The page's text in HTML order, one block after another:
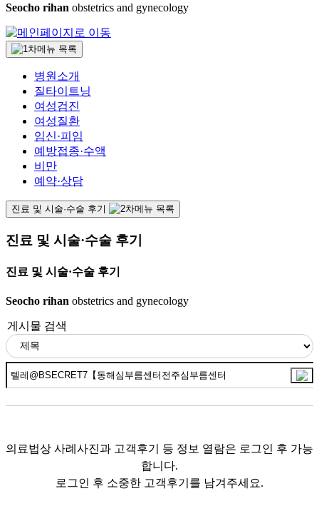
Seocho rihan obstetrics and gynecology
병원소개
질타이트닝
여성검진
여성질환
임신·피임
예방접종·수액
비만
예약·상담
진료 및 시술·수술 후기
진료 및 시술·수술 후기
진료 및 시술·수술 후기
Seocho rihan obstetrics and gynecology
게시물 검색
의료법상 사례사진과 고객후기 등 정보 열람은 로그인 후 가능
합니다.
로그인 후 소중한 고객후기를 남겨주세요.